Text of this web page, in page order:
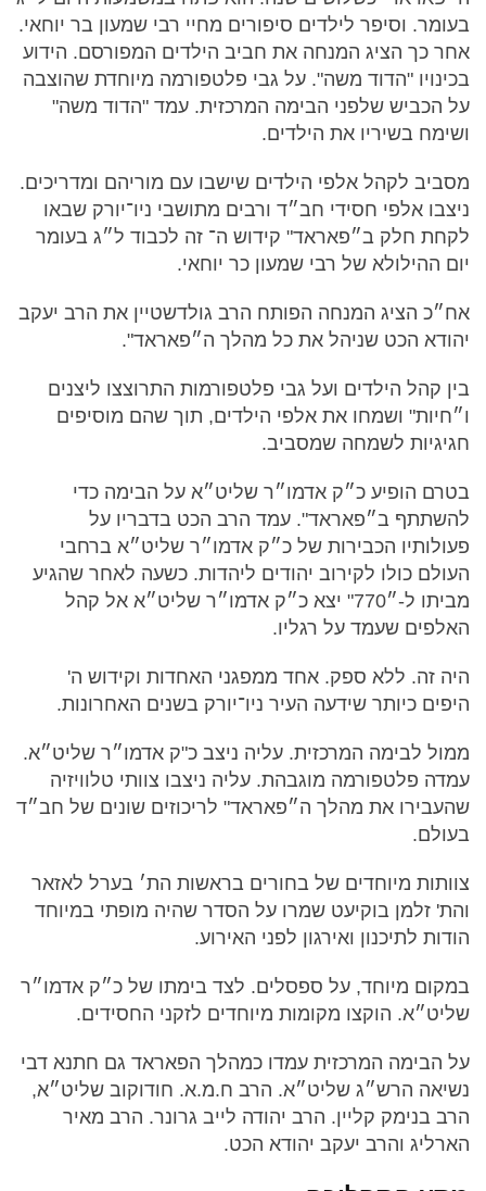
בעומר. וסיפר לילדים סיפורים מחיי רבי שמעון בר יוחאי.
אחר כך הציג המנחה את חביב הילדים המפורסם. הידוע
בכינויו "הדוד משה". על גבי פלטפורמה מיוחדת שהוצבה
על הכביש שלפני הבימה המרכזית. עמד "הדוד משה"
ושימח בשיריו את הילדים.
מסביב לקהל אלפי הילדים שישבו עם מוריהם ומדריכים.
ניצבו אלפי חסידי חב״ד ורבים מתושבי ניו־יורק שבאו
לקחת חלק ב״פאראד" קידוש ה־ זה לכבוד ל״ג בעומר
יום ההילולא של רבי שמעון כר יוחאי.
אח״כ הציג המנחה הפותח הרב גולדשטיין את הרב יעקב
יהודא הכט שניהל את כל מהלך ה״פאראד".
בין קהל הילדים ועל גבי פלטפורמות התרוצצו ליצנים
ו״חיות" ושמחו את אלפי הילדים, תוך שהם מוסיפים
חגיגיות לשמחה שמסביב.
בטרם הופיע כ״ק אדמו״ר שליט״א על הבימה כדי
להשתתף ב״פאראד". עמד הרב הכט בדבריו על
פעולותיו הכבירות של כ״ק אדמו״ר שליט״א ברחבי
העולם כולו לקירוב יהודים ליהדות. כשעה לאחר שהגיע
מביתו ל-״770" יצא כ״ק אדמו״ר שליט״א אל קהל
האלפים שעמד על רגליו.
היה זה. ללא ספק. אחד ממפגני האחדות וקידוש ה'
היפים כיותר שידעה העיר ניו־יורק בשנים האחרונות.
ממול לבימה המרכזית. עליה ניצב כ"ק אדמו״ר שליט״א.
עמדה פלטפורמה מוגבהת. עליה ניצבו צוותי טלוויזיה
שהעבירו את מהלך ה״פאראד" לריכוזים שונים של חב״ד
בעולם.
צוותות מיוחדים של בחורים בראשות הת׳ בערל לאזאר
והת' זלמן בוקיעט שמרו על הסדר שהיה מופתי במיוחד
הודות לתיכנון ואירגון לפני האירוע.
במקום מיוחד, על ספסלים. לצד בימתו של כ״ק אדמו״ר
שליט״א. הוקצו מקומות מיוחדים לזקני החסידים.
על הבימה המרכזית עמדו כמהלך הפאראד גם חתנא דבי
נשיאה הרש״ג שליט״א. הרב ח.מ.א. חודוקוב שליט״א,
הרב בנימק קליין. הרב יהודה לייב גרונר. הרב מאיר
הארליג והרב יעקב יהודא הכט.